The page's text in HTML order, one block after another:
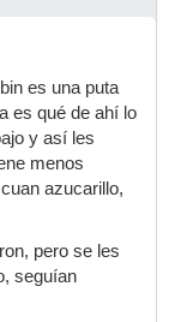
es una puta
es qué de ahí lo
y así les
menos
azucarillo,
pero se les
seguían